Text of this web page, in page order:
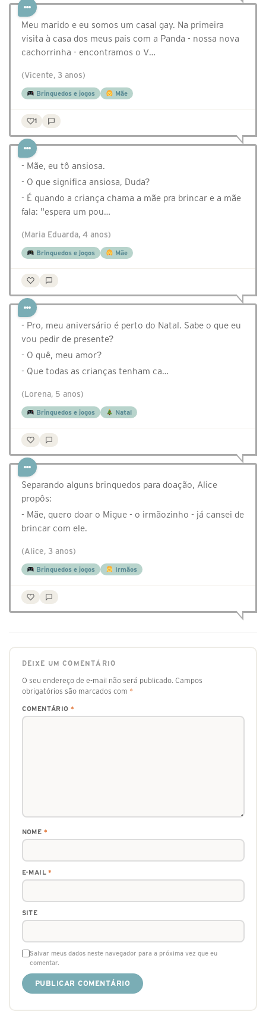
Meu marido e eu somos um casal gay. Na primeira
visita à casa dos meus pais com a Panda - nossa nova
cachorrinha - encontramos o V…
(Vicente, 3 anos)
Brinquedos e jogos Mãe
1
- Mãe, eu tô ansiosa.
- O que significa ansiosa, Duda?
- É quando a criança chama a mãe pra brincar e a mãe
fala: "espera um pou…
(Maria Eduarda, 4 anos)
Brinquedos e jogos Mãe
- Pro, meu aniversário é perto do Natal. Sabe o que eu
vou pedir de presente?
- O quê, meu amor?
- Que todas as crianças tenham ca…
(Lorena, 5 anos)
Brinquedos e jogos Natal
Separando alguns brinquedos para doação, Alice
propôs:
- Mãe, quero doar o Migue - o irmãozinho - já cansei de
brincar com ele.
(Alice, 3 anos)
Brinquedos e jogos Irmãos
DEIXE UM COMENTÁRIO
O seu endereço de e-mail não será publicado. Campos
obrigatórios são marcados com *
COMENTÁRIO *
NOME *
E-MAIL*
SITE
Salvar meus dados neste navegador para a próxima vez que eu
comentar.